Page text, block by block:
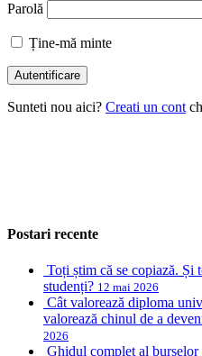
Parolă
Ține-mă minte
Sunteti nou aici? Creati un cont
Postari recente
Toți știm că se copiază. Și
studenți? 12 mai 2026
Cât valorează diploma
valorează chinul de a
2026
Ghidul complet al